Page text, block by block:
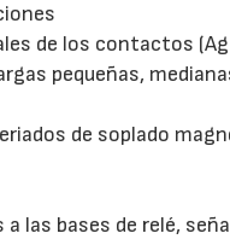
de los contactos
pequeñas,
de soplado
las bases de relé,